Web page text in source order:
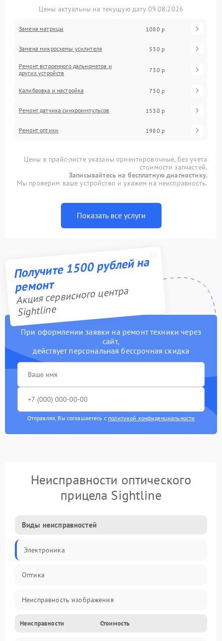
Цены актуальны на текущую дату 09.08.2026
Замена матрицы 1080 р
Замена микросхемы усилителя 530 р
Ремонт встроенного дальнометра и
других устройств
730 р
Калибровка и настройка 730 р
Ремонт датчика синхроимпульсов 1530 р
Ремонт оптики 1980 р
Цены в прайс-листе указаны ориентировочные, без учета
стоимости запчастей.
Записывайтесь на бесплатную диагностику.
Мы проверим ваше устройство и укажем на неисправность.
Показать все услуги
Получите 1500 рублей на
ремонт
Акция сервисного центра
Sightline
При оформлении заявки на ремонт техники через
сайт,
действует персональная бессрочная скидка
Отправляя, Вы соглашаетесь с политикой конфиденциальности
Неисправности оптического
прицела Sightline
Виды неисправностей
Электроника
Оптика
Неисправность изображения
Механические повреждения
Неисправности Стоимость